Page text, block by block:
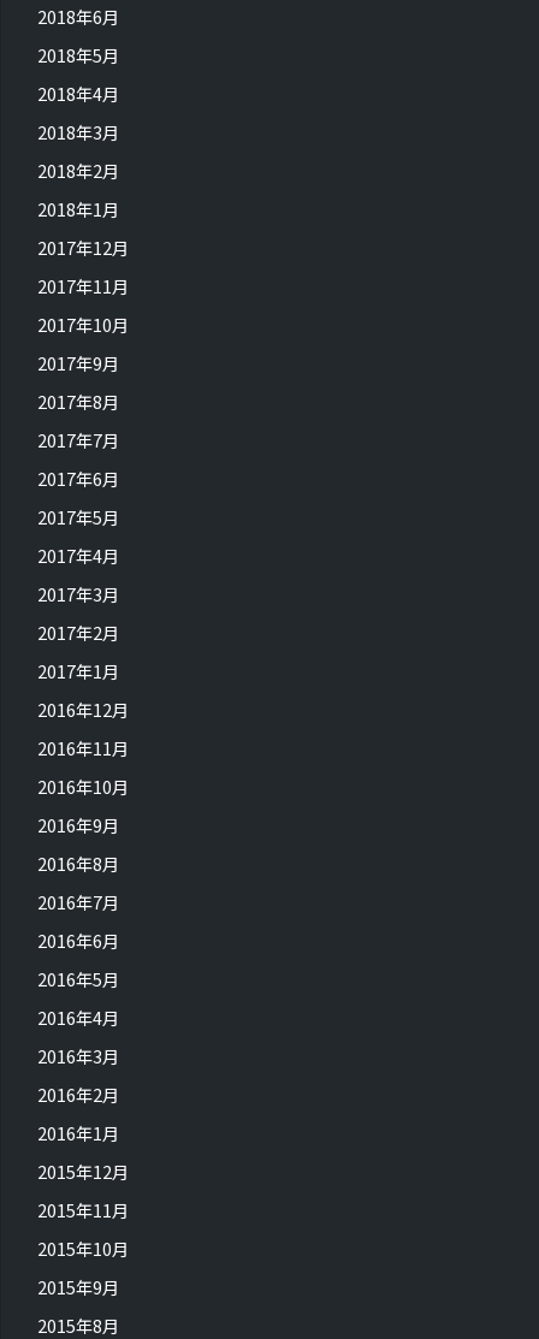
2018年6月
2018年5月
2018年4月
2018年3月
2018年2月
2018年1月
2017年12月
2017年11月
2017年10月
2017年9月
2017年8月
2017年7月
2017年6月
2017年5月
2017年4月
2017年3月
2017年2月
2017年1月
2016年12月
2016年11月
2016年10月
2016年9月
2016年8月
2016年7月
2016年6月
2016年5月
2016年4月
2016年3月
2016年2月
2016年1月
2015年12月
2015年11月
2015年10月
2015年9月
2015年8月